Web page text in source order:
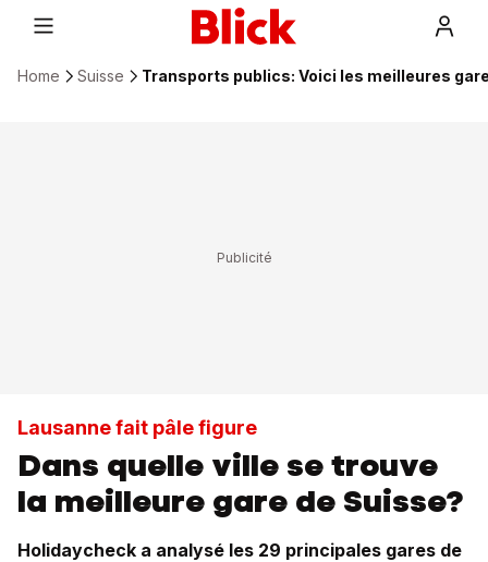
Home Suisse Transports publics: Voici les meilleures
Lausanne fait pâle figure
Dans quelle ville se trouve
la meilleure gare de Suisse?
Holidaycheck a analysé les 29 principales gares de